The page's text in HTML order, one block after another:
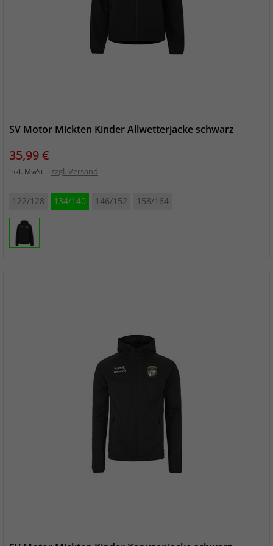
SV Motor Mickten Kinder Allwetterjacke schwarz
Preis
35,99 €
inkl. MwSt. zzgl. Versand
122/128 134/140 146/152 158/164